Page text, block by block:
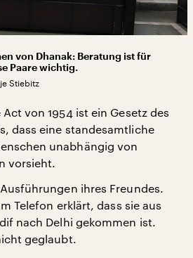
von Dhanak: Beratung ist für
Paare wichtig.
Stiebitz
von 1954 ist ein Gesetz des
dass eine standesamtliche
unabhängig von
vorsieht.
ihres Freundes.
Telefon erklärt, dass sie aus
nach Delhi gekommen ist.
geglaubt.